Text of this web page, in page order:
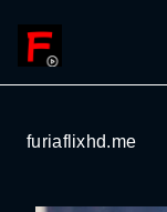
furiaflixhd.me